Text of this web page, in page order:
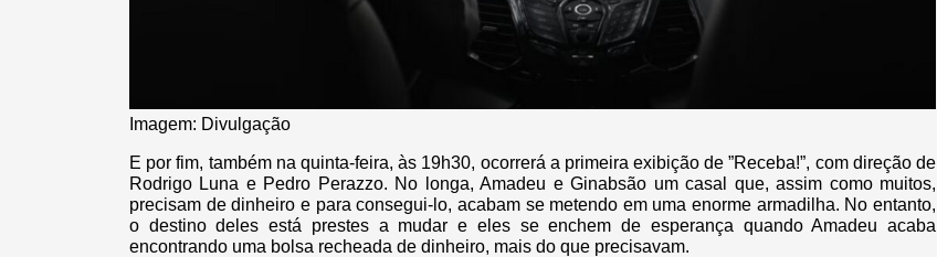
Imagem: Divulgação
E por fim, também na quinta-feira, às 19h30, ocorrerá a primeira exibição de ”Receba!”, com direção de
Rodrigo Luna e Pedro Perazzo. No longa, Amadeu e Ginabsão um casal que, assim como muitos,
precisam de dinheiro e para consegui-lo, acabam se metendo em uma enorme armadilha. No entanto,
o destino deles está prestes a mudar e eles se enchem de esperança quando Amadeu acaba
encontrando uma bolsa recheada de dinheiro, mais do que precisavam.